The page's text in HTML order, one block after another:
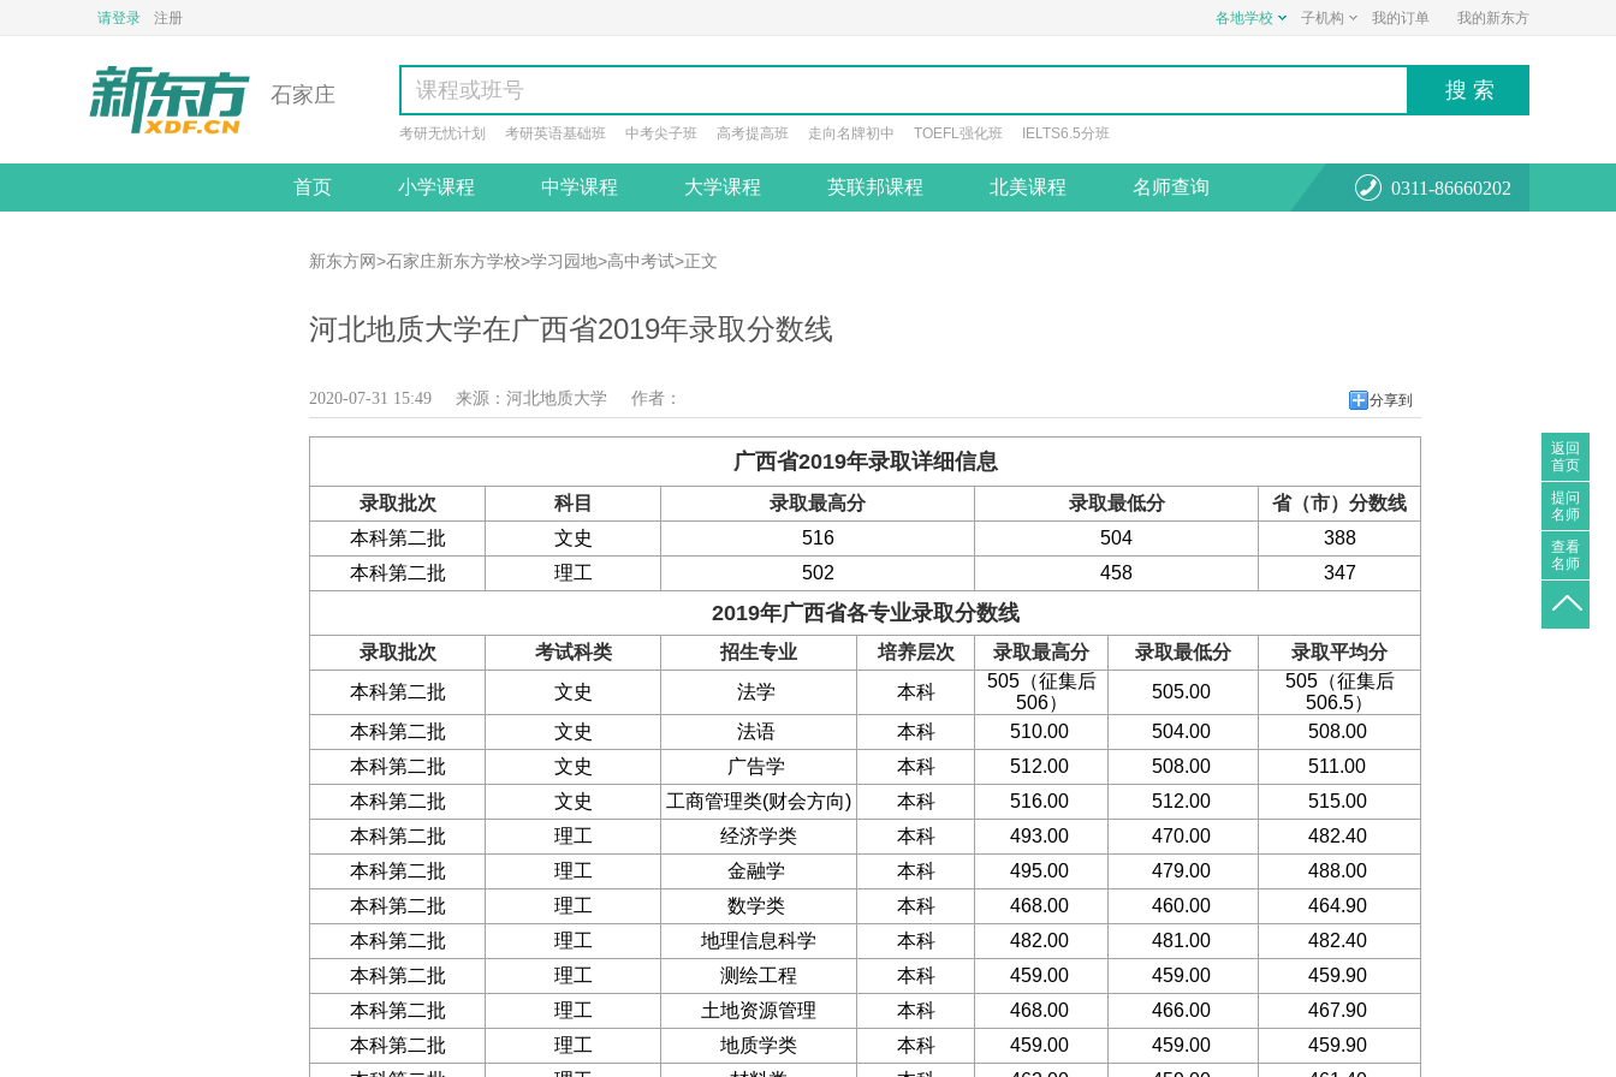
各地学校 子机构 我的订单 我的新东方
请登录 注册
石家庄
考研无忧计划 考研英语基础班 中考尖子班 高考提高班 走向名牌初中 TOEFL强化班 IELTS6.5分班
首页 小学课程 中学课程 大学课程 英联邦课程 北美课程 名师查询 0311-86660202
新东方网>石家庄新东方学校>学习园地>高中考试>正文
河北地质大学在广西省2019年录取分数线
2020-07-31 15:49 来源： 河北地质大学 作者： 分享到
广西省2019年录取详细信息
录取批次 科目 录取最高分 录取最低分
省（市）分数线
本科第二批
文史 516 504
388
本科第二批
理工 502 458 347
2019年广西省各专业录取分数线
录取批次 考试科类 招生专业 培养层次 录取最高分 录取最低分
录取平均分
本科第二批
文史 法学 本科
505（征集后
506）
505.00
505（征集后
506.5）
本科第二批
文史 法语 本科 510.00 504.00
508.00
本科第二批
文史 广告学 本科 512.00 508.00
511.00
本科第二批
文史 工商管理类(财会方向) 本科 516.00 512.00
515.00
本科第二批
理工 经济学类 本科 493.00 470.00
482.40
本科第二批
理工 金融学 本科 495.00 479.00
488.00
本科第二批
理工 数学类 本科 468.00 460.00
464.90
本科第二批
理工 地理信息科学 本科 482.00 481.00
482.40
本科第二批
理工 测绘工程 本科 459.00 459.00
459.90
本科第二批
理工 土地资源管理 本科 468.00 466.00
467.90
本科第二批
理工 地质学类 本科 459.00 459.00
459.90
返回
首页
提问
名师
查看
名师